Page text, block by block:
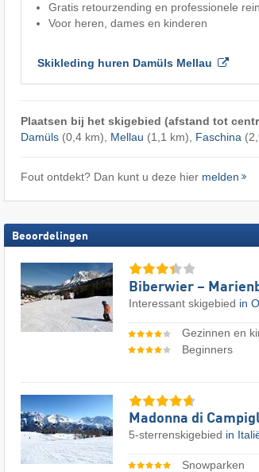
Gratis retourzending en professionele
Voor heren, dames en kinderen
Skikleding huren Damüls Mellau
Plaatsen bij het skigebied (afstand tot
Damüls(0,4 km), Mellau (1,1 km), Faschina
Fout ontdekt? Dan kunt u deze hier melden
Beoordelingen
Biberwier –
Interessant skigebied in
Gezinnen en
Beginners
Madonna di
5-sterrenskigebied in
Snowparken